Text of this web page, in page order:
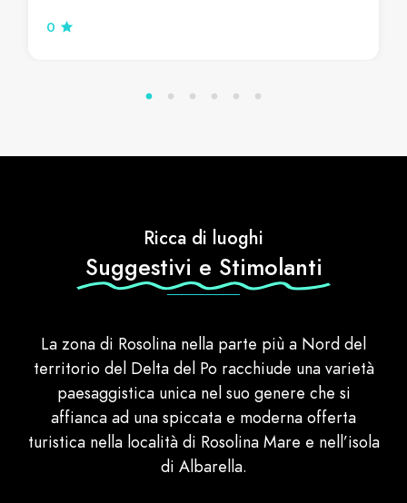
0
Ricca di luoghi
Suggestivi e Stimolanti
La zona di Rosolina nella parte più a Nord del
territorio del Delta del Po racchiude una varietà
paesaggistica unica nel suo genere che si
affianca ad una spiccata e moderna offerta
turistica nella località di Rosolina Mare e nell’isola
di Albarella.